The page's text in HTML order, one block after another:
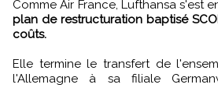
Comme Air France, Lufthansa s'est
plan de restructuration baptisé
coûts.
Elle termine le transfert de
l'Allemagne à sa filiale